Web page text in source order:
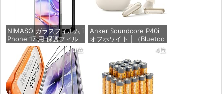
NIMASO ガラスフィルム i
Phone 17 用 保護フィル
ム 強化ガラス 耐衝撃 高
透過率 指紋防止 貼りやす
い ガイド枠付き | いPhon
e17 (6.3インチ) 対応 2枚
セット DSP25F1698
Anker Soundcore P40i
オフホワイト | （Bluetoo
th 5.3） 【完全ワイヤレ
スイヤホン/ウルトラノイ
ズキャンセリング 2.0 / マ
ルチポイント接続 / 最大6
0時間再生 / PSE技術基準
適合】
3位 4位